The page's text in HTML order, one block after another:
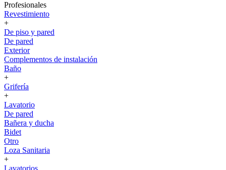
Profesionales
Revestimiento
+
De piso y pared
De pared
Exterior
Complementos de instalación
Baño
+
Grifería
+
Lavatorio
De pared
Bañera y ducha
Bidet
Otro
Loza Sanitaria
+
Lavatorios